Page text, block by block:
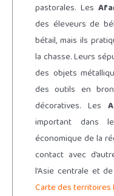
pastorales. Les
des éleveurs de
bétail, mais ils
la chasse. Leurs
des objets
des outils en
décoratives. Les
important dans
économique de la
contact avec
l’Asie centrale et
Carte des territoires